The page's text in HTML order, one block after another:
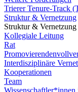
Trierer Tenure-Track
Struktur & Vernetzung
Struktur & Vernetzung
Kollegiale Leitung
Rat
Interdisziplinäre
Kooperationen
Team